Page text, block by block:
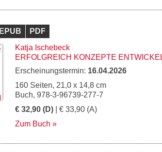
EPUB
PDF
Katja Ischebeck
ERFOLGREICH KONZEPTE
Erscheinungstermin: 16.04.2026
160 Seiten, 21,0 x 14,8 cm
Buch, 978-3-96739-277-7
€ 32,90 (D) | € 33,90 (A)
Zum Buch